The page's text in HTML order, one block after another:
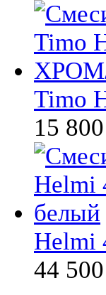
Timo
15
Helmi
44